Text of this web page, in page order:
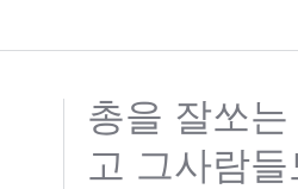
총을 잘쏘
고 그사람